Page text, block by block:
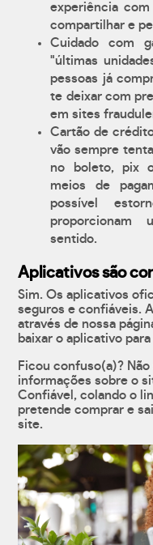
experiência
compartilhar e
Cuidado com
"últimas
pessoas já
te deixar com
em sites
Cartão de
vão sempre
no boleto, pix
meios de
possível
proporcionam
sentido.
Aplicativos são
Sim. Os aplicativos
seguros e confiáveis.
através de nossa
baixar o aplicativo
Ficou confuso(a)?
informações sobre o
Confiável, colando o
pretende comprar e
site.